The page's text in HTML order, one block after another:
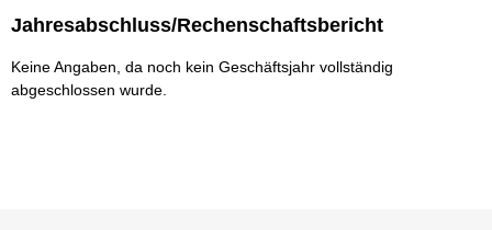
Jahresabschluss/Rechenschaftsbericht
Keine Angaben, da noch kein Geschäftsjahr vollständig
abgeschlossen wurde.